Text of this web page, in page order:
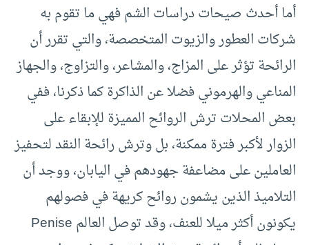
أما أحدث صيحات دراسات الشم فهي ما تقوم به
شركات العطور والزيوت المتخصصة، والتي تقرر أن
الرائحة تؤثر على المزاج، والمشاعر، والتزاوج، والجهاز
المناعي والهرموني فضلا عن الذاكرة كما ذكرنا، ففي
بعض المحلات ترش الروائح المميزة للإبقاء على
الزوار لأكبر فترة ممكنة، بل وترش رائحة النقد لتحفيز
العاملين على مضاعفة جهودهم في اليابان، ووجد أن
التلاميذ الذين يشمون روائح كريهة في فصولهم
يكونون أكثر ميلا للعنف، وقد توصل العالم Penise